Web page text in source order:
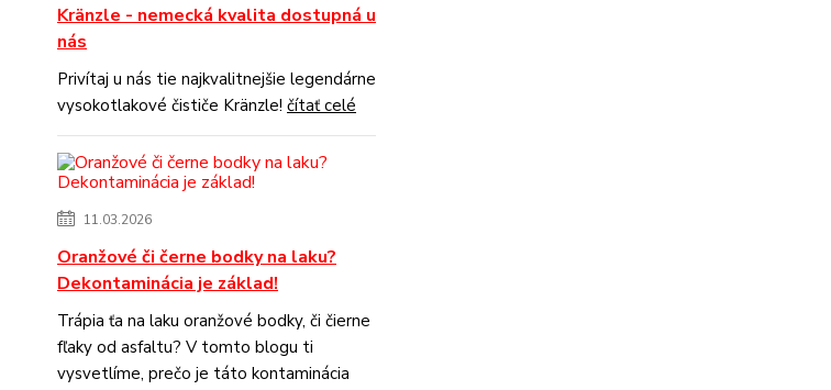
Kränzle - nemecká kvalita dostupná u
nás
Privítaj u nás tie najkvalitnejšie legendárne
vysokotlakové čističe Kränzle! čítať celé
11.03.2026
Oranžové či černe bodky na laku?
Dekontaminácia je základ!
Trápia ťa na laku oranžové bodky, či čierne
fľaky od asfaltu? V tomto blogu ti
vysvetlíme, prečo je táto kontaminácia